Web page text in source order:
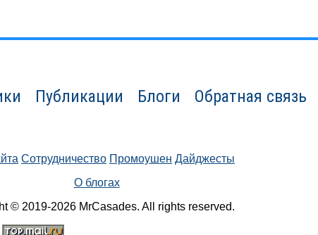
Публикации Блоги Обратная связь
Сотрудничество Промоушен Дайджесты
О блогах
© 2019-2026 MrCasades. All rights reserved.